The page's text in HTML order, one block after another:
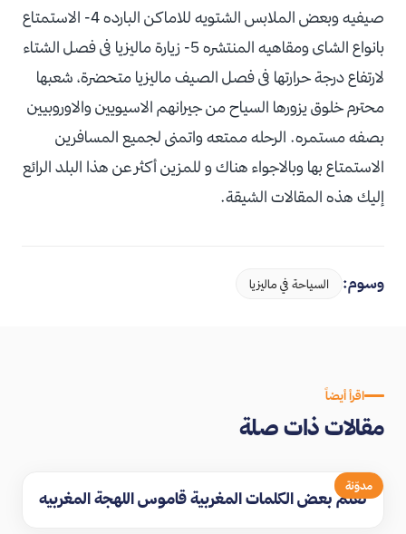
صيفيه وبعض الملابس الشتويه للاماكن البارده 4- الاستمتاع
بانواع الشاى ومقاهيه المنتشره 5- زيارة ماليزيا فى فصل الشتاء
لارتفاع درجة حرارتها فى فصل الصيف ماليزيا متحضرة، شعبها
محترم خلوق يزورها السياح من جيرانهم الاسيويين والاوروبيين
بصفه مستمره. الرحله ممتعه واتمنى لجميع المسافرين
الاستمتاع بها وبالاجواء هناك و للمزين أكثر عن هذا البلد الرائع
إليك هذه المقالات الشيقة.
وسوم: السياحة في ماليزيا
اقرأ أيضاً
مقالات ذات صلة
مدوّنة
تعلم بعض الكلمات المغربية قاموس اللهجة المغربيه